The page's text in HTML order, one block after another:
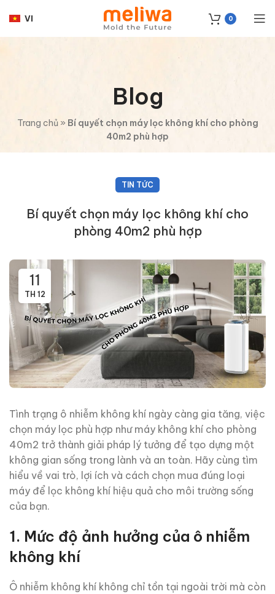
VI 0
Blog
Trang chủ» Bí quyết chọn máy lọc không khí cho phòng
40m2 phù hợp
TIN TỨC
Bí quyết chọn máy lọc không khí cho
phòng 40m2 phù hợp
11
TH 12
Tình trạng ô nhiễm không khí ngày càng gia tăng, việc
chọn máy lọc phù hợp như máy không khí cho phòng
40m2 trở thành giải pháp lý tưởng để tạo dựng một
không gian sống trong lành và an toàn. Hãy cùng tìm
hiểu về vai trò, lợi ích và cách chọn mua đúng loại
máy để lọc không khí hiệu quả cho môi trường sống
của bạn.
1. Mức độ ảnh hưởng của ô nhiễm
không khí
Ô nhiễm không khí không chỉ tồn tại ngoài trời mà còn